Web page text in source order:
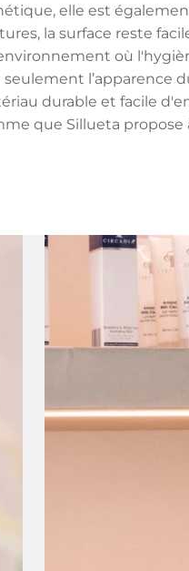
elle est
la surface reste
où
seulement l’apparence
durable et facile
que Sillueta propose